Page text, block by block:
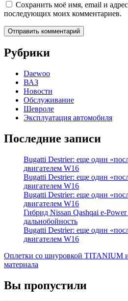
Сохранить моё имя, email и
последующих моих комментариев.
Рубрики
Daewoo
ВАЗ
Новости
Обслуживание
Шевроле
Эксплуатация автомобиля
Последние записи
Bugatti Destrier: еще один
двигателем W16
Bugatti Destrier: еще один
двигателем W16
Bugatti Destrier: еще один
двигателем W16
Гибрид Nissan Qashqai e-
дальнобойность
Bugatti Destrier: еще один
двигателем W16
Оплетки со шнуровкой TITANIUM
материала
Вы пропустили